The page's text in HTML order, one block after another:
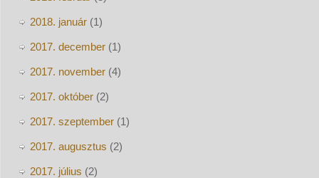
2018. január(1)
2017. december(1)
2017. november(4)
2017. október(2)
2017. szeptember(1)
2017. augusztus (2)
2017. július (2)